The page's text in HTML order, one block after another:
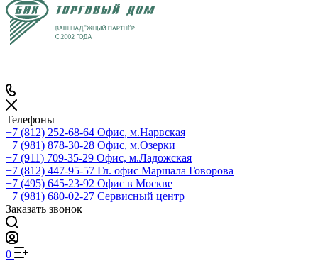
Телефоны
+7 (812) 252-68-64 Офис, м.Нарвская
+7 (981) 878-30-28 Офис, м.Озерки
+7 (911) 709-35-29 Офис, м.Ладожская
+7 (812) 447-95-57 Гл. офис Маршала Говорова
+7 (495) 645-23-92 Офис в Москве
+7 (981) 680-02-27 Сервисный центр
Заказать звонок
0